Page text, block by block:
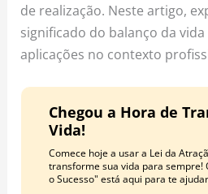
de realização. Neste artigo,
significado do balanço da
aplicações no contexto
Chegou a Hora de
Vida!
Comece hoje a usar a Lei da
transforme sua vida para sempre!
o Sucesso" está aqui para te